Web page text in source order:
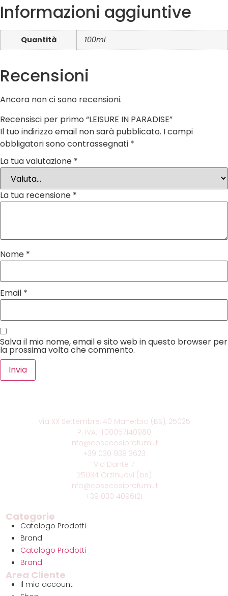
Informazioni aggiuntive
Quantità 100ml
Recensioni
Ancora non ci sono recensioni.
Recensisci per primo “LEISURE IN PARADISE”
Il tuo indirizzo email non sarà pubblicato. I campi
obbligatori sono contrassegnati *
La tua valutazione *
La tua recensione *
Nome *
Email *
Salva il mio nome, email e sito web in questo browser per
la prossima volta che commento.
Via XX Settembre, 40 Manerbio (BS), 25025
P. IVA: IT00057140980
info@cosecosiprofumi.it
+39 030 938 3623
Via Dante 7
25034 Orzinuovi (bs)
info@cosecosiprofumi.it
+39 030 4096121
Categorie
Catalogo Prodotti
Brand
Catalogo Prodotti
Brand
Area Cliente
Il mio account